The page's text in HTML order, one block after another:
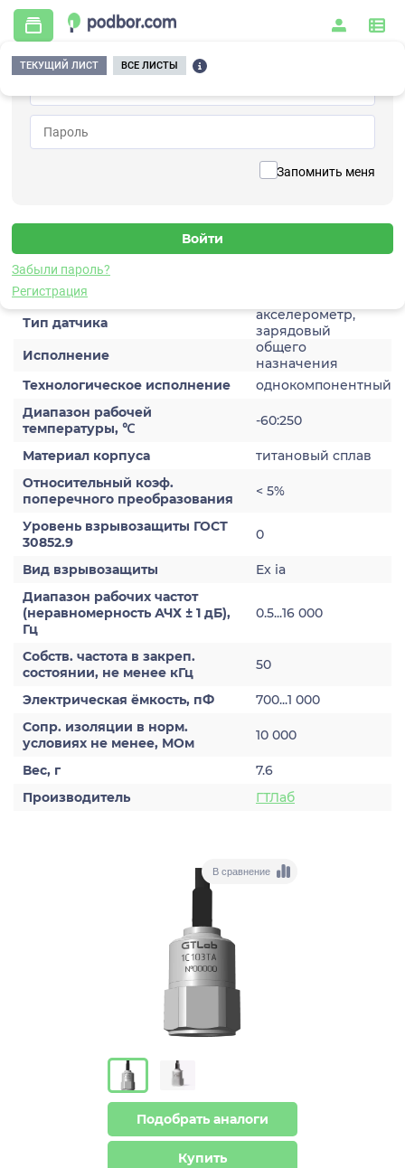
Запомнить меня
Забыли пароль?
Регистрация
ТЕКУЩИЙ ЛИСТ ВСЕ ЛИСТЫ
Главная / Контрольно-измерительные приборы и автоматика / Датчики /
Виброускорения / 1C103TA-01
Датчик виброускорения
Характеристики
Тип датчика
акселерометр,
зарядовый
Исполнение
общего
назначения
Технологическое исполнение
однокомпонентный
Диапазон рабочей
температуры, ℃
-60:250
Материал корпуса
титановый сплав
Относительный коэф.
поперечного преобразования
< 5%
Уровень взрывозащиты ГОСТ
30852.9
0
Вид взрывозащиты
Ex ia
Диапазон рабочих частот
(неравномерность АЧХ ± 1 дБ),
Гц
0.5...16 000
Собств. частота в закреп.
состоянии, не менее кГц
50
Электрическая ёмкость, пФ
700...1 000
Сопр. изоляции в норм.
условиях не менее, МОм
10 000
Вес, г
7.6
Производитель
ГТЛаб
В сравнение
Подобрать аналоги
Купить